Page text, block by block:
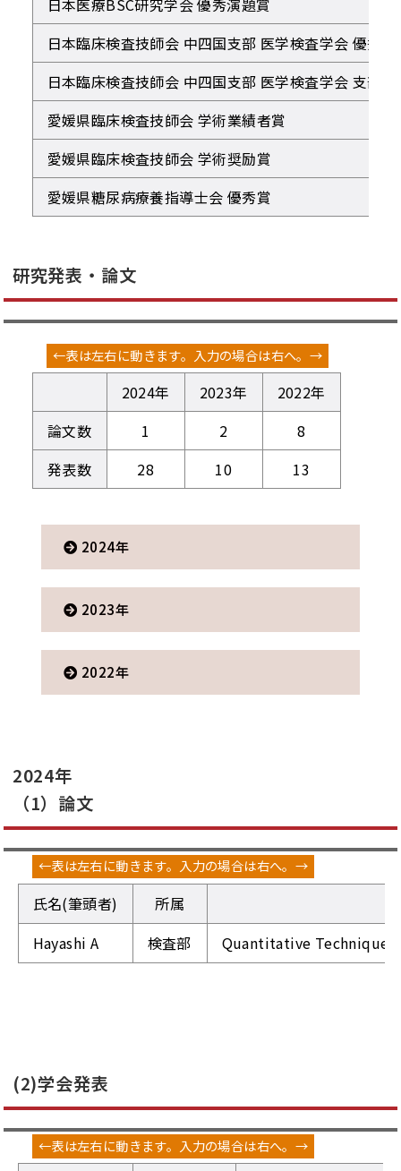
日本臨床検査技師会 中四国支部 医学検査学会 優秀
日本臨床検査技師会 中四国支部 医学検査学会 支部
愛媛県臨床検査技師会 学術業績者賞
愛媛県臨床検査技師会 学術奨励賞
愛媛県糖尿病療養指導士会 優秀賞
研究発表・論文
2024年 2023年
2022年
論文数
1 2
8
発表数
28 10 13
2024年
2023年
2022年
2024年
（1）論文
氏名(筆頭者)
所属
Hayashi A
検査部 Quantitative Techniques
(2)学会発表